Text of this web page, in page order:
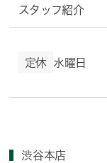
スタッフ紹介
定休 水曜日
渋谷本店